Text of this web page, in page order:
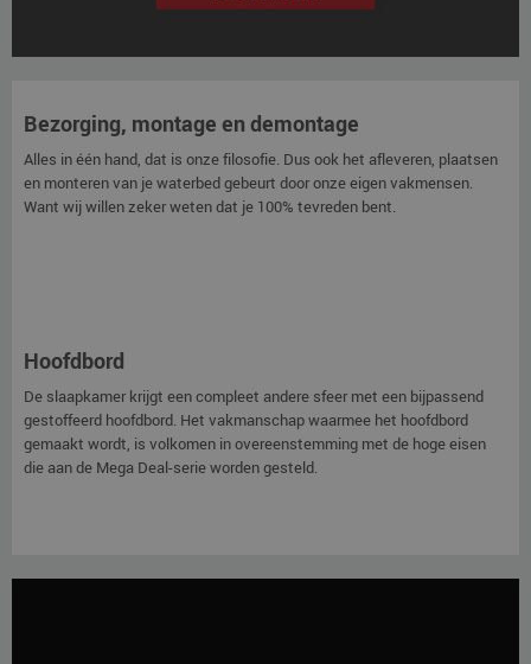
Bezorging, montage en demontage
Alles in één hand, dat is onze filosofie. Dus ook het afleveren, plaatsen
en monteren van je waterbed gebeurt door onze eigen vakmensen.
Want wij willen zeker weten dat je 100% tevreden bent.
Hoofdbord
De slaapkamer krijgt een compleet andere sfeer met een bijpassend
gestoffeerd hoofdbord. Het vakmanschap waarmee het hoofdbord
gemaakt wordt, is volkomen in overeenstemming met de hoge eisen
die aan de Mega Deal-serie worden gesteld.